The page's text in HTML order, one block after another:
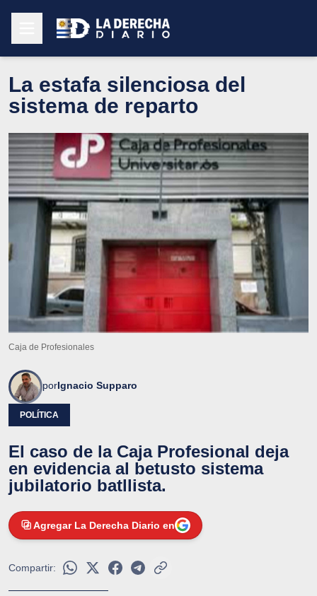
La estafa silenciosa del
sistema de reparto
Caja de Profesionales
porIgnacio Supparo
POLÍTICA
El caso de la Caja Profesional deja
en evidencia al betusto sistema
jubilatorio batllista.
Agregar La Derecha Diario en
Compartir: